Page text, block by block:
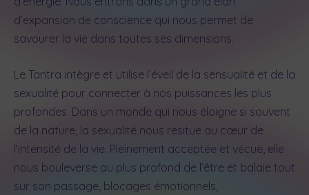
d’expansion de conscience qui nous permet de
savourer la vie dans toutes ses dimensions.
Le Tantra intègre et utilise l’éveil de la sensualité et de la
sexualité pour connecter à nos puissances les plus
profondes. Dans un monde qui nous éloigne si souvent
de la nature, la sexualité nous resitue au cœur de
l’intensité de la vie. Pleinement acceptée et vécue, elle
nous bouleverse au plus profond de l’être et balaie tout
sur son passage, blocages émotionnels,